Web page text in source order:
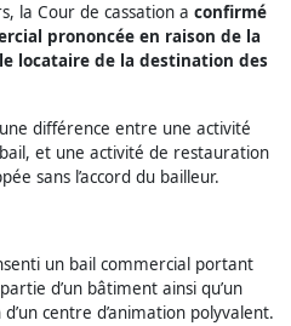
la Cour de cassation aconfirmé
prononcée en raison de la
locataire de la destination des
différence entre une activité
et une activité de restauration
sans l’accord du bailleur.
un bail commercial portant
d’un bâtiment ainsi qu’un
centre d’animation polyvalent.